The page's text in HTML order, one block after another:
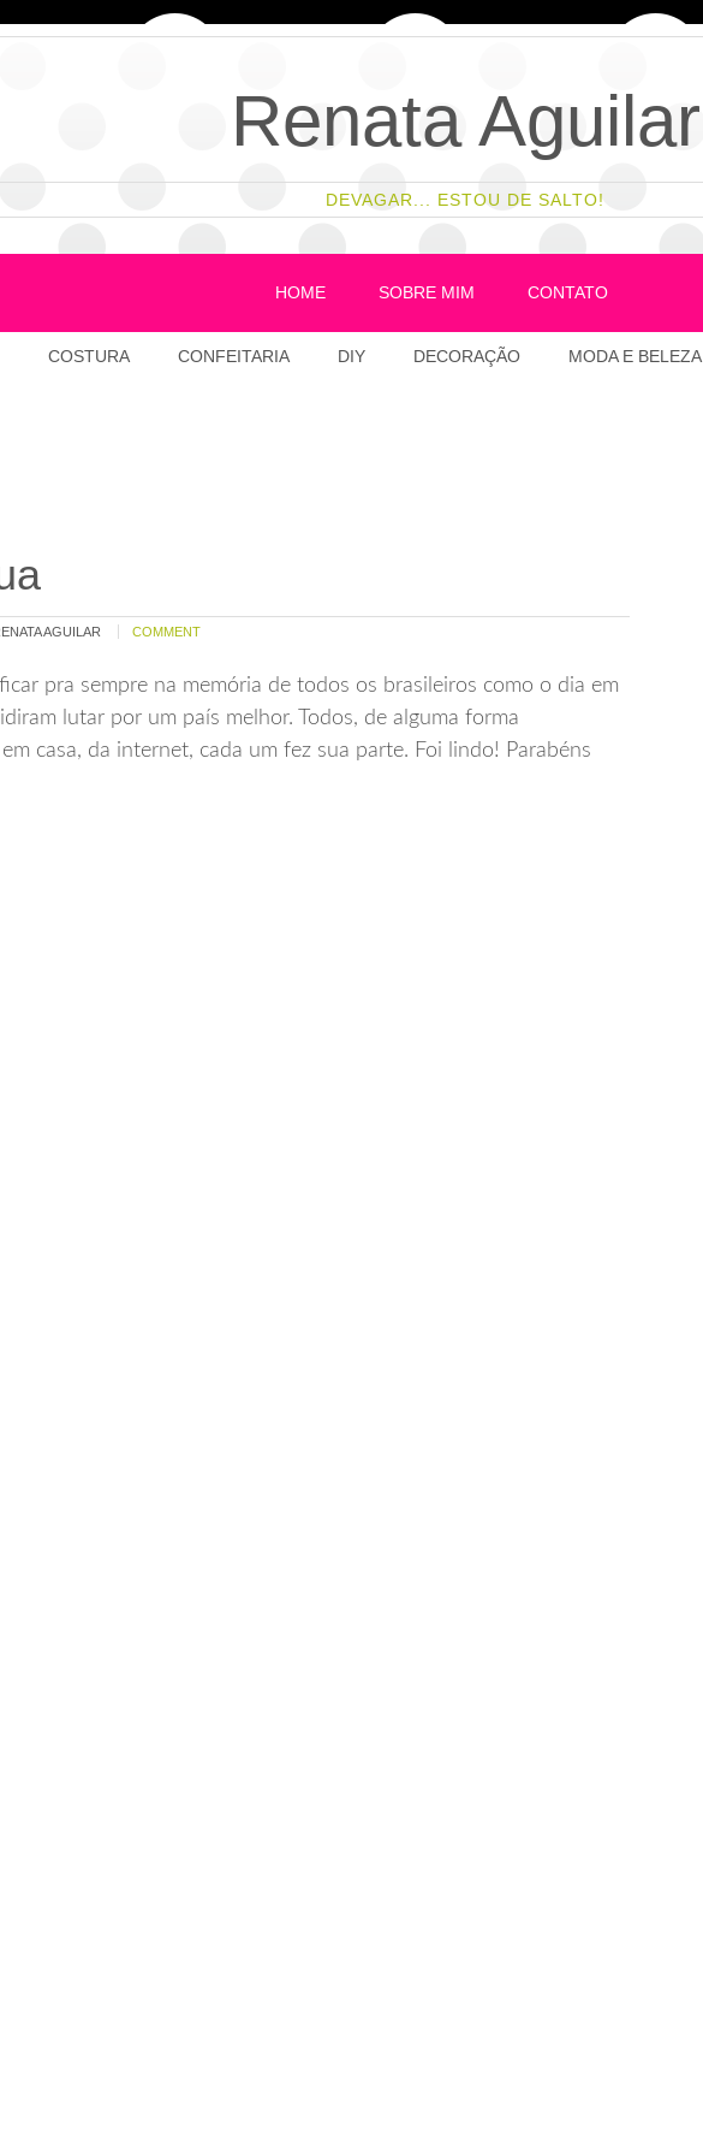
Renata Aguilar
DEVAGAR... ESTOU DE SALTO!
HOME SOBRE MIM CONTATO
COSTURA CONFEITARIA DIY DECORAÇÃO MODA E BELEZA
AGUILAR COMMENT
pra sempre na memória de todos os brasileiros como o dia em
lutar por um país melhor. Todos, de alguma forma
casa, da internet, cada um fez sua parte. Foi lindo! Parabéns